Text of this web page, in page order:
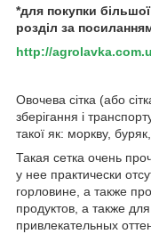
*для покупки
розділ за
http://
Овочева сітка (або
зберігання і
такої як: моркву,
Такая сетка очень
у нее практически
горловине, а также
продуктов, а также
привлекательных